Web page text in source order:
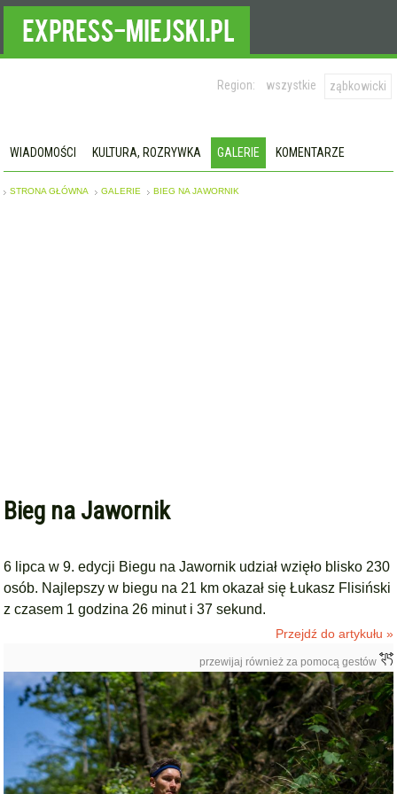
Region: wszystkie ząbkowicki
WIADOMOŚCI KULTURA, ROZRYWKA GALERIE KOMENTARZE
STRONA GŁÓWNA GALERIE BIEG NA JAWORNIK
Bieg na Jawornik
6 lipca w 9. edycji Biegu na Jawornik udział wzięło blisko 230
osób. Najlepszy w biegu na 21 km okazał się Łukasz Flisiński
z czasem 1 godzina 26 minut i 37 sekund.
Przejdź do artykułu »
przewijaj również za pomocą gestów